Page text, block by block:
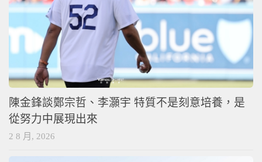
陳金鋒談鄭宗哲、李灝宇 特質不是刻意培養，是
從努力中展現出來
2 8 月, 2026